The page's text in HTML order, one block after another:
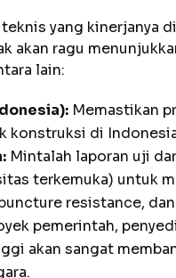
yang kinerjanya
akan ragu
lain:
Memastikan
konstruksi di
Mintalah laporan uji
terkemuka) untuk
resistance,
pemerintah,
akan sangat